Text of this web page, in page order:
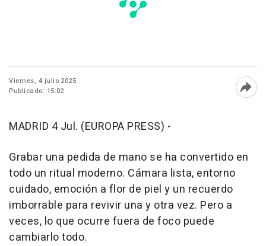
Viernes, 4 julio 2025
Publicado: 15:02
MADRID 4 Jul. (EUROPA PRESS) -
Grabar una pedida de mano se ha convertido en
todo un ritual moderno. Cámara lista, entorno
cuidado, emoción a flor de piel y un recuerdo
imborrable para revivir una y otra vez. Pero a
veces, lo que ocurre fuera de foco puede
cambiarlo todo.